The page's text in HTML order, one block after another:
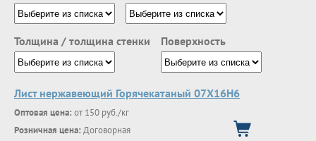
Толщина / толщина стенки Поверхность
Лист нержавеющий Горячекатаный 07X16H6
Оптовая цена: от 150 руб./кг
Розничная цена: Договорная